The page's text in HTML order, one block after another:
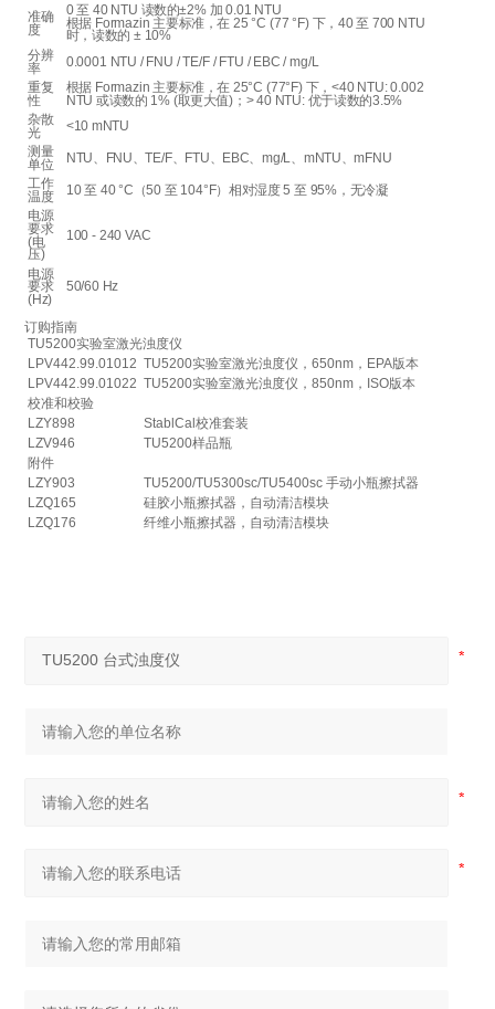
准确
度
0 至 40 NTU 读数的±2% 加 0.01 NTU
根据 Formazin 主要标准，在 25 °C (77 °F) 下，40 至 700 NTU
时，读数的 ± 10%
分辨
率
0.0001 NTU / FNU / TE/F / FTU / EBC / mg/L
重复
性
根据 Formazin 主要标准，在 25°C (77°F) 下，<40 NTU: 0.002
NTU 或读数的 1% (取更大值)；> 40 NTU: 优于读数的3.5%
杂散
光 <10 mNTU
测量
单位 NTU、FNU、TE/F、FTU、EBC、mg/L、mNTU、mFNU
工作
温度 10 至 40 °C（50 至 104°F）相对湿度 5 至 95%，无冷凝
电源
要求
(电
压)
100 - 240 VAC
电源
要求
(Hz)
50/60 Hz
订购指南
TU5200实验室激光浊度仪
LPV442.99.01012 TU5200实验室激光浊度仪，650nm，EPA版本
LPV442.99.01022 TU5200实验室激光浊度仪，850nm，ISO版本
校准和校验
LZY898
StablCal校准套装
LZV946
TU5200样品瓶
附件
LZY903
TU5200/TU5300sc/TU5400sc 手动小瓶擦拭器
LZQ165
硅胶小瓶擦拭器，自动清洁模块
LZQ176
纤维小瓶擦拭器，自动清洁模块